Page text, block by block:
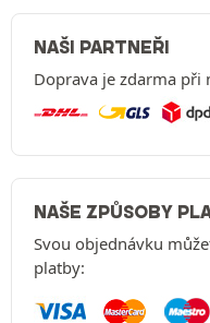
NAŠI PARTNEŘI
Doprava je zdarma při
NAŠE ZPŮSOBY
Svou objednávku
platby: